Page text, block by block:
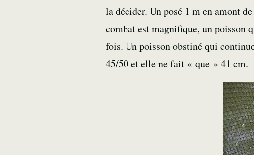
la décider. Un posé 1 m en amont
combat est magnifique, un poisson
fois. Un poisson obstiné qui
45/50 et elle ne fait « que » 41 cm.